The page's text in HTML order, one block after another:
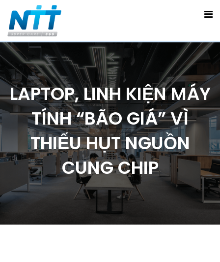
LAPTOP, LINH KIỆN MÁY
TÍNH “BÃO GIÁ” VÌ
THIẾU HỤT NGUỒN
CUNG CHIP